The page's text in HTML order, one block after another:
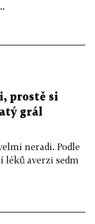
prostě si
grál
neradi. Podle
léků averzi sedm